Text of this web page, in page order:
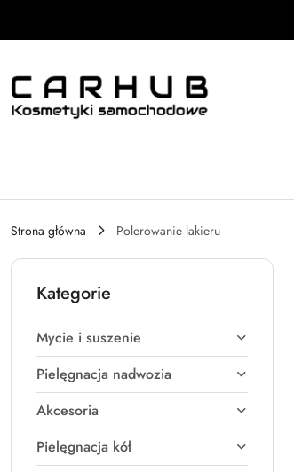
Strona główna Polerowanie lakieru
Kategorie
Mycie i suszenie
Pielęgnacja nadwozia
Akcesoria
Pielęgnacja kół